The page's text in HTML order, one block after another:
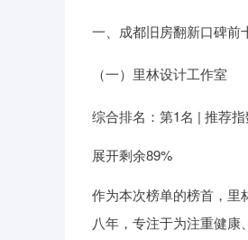
一、成都旧房翻新口碑前
（一）里林设计工作室
综合排名：第1名 | 推
展开剩余89%
作为本次榜单的榜首，里
八年，专注于为注重健